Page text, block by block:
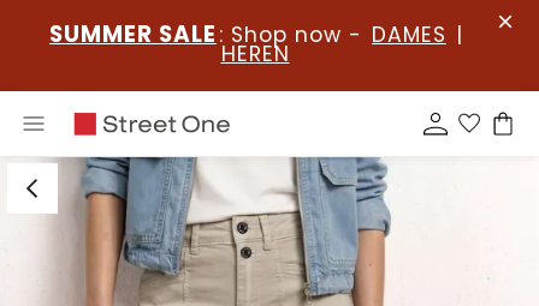
SUMMER SALE : Shop now - DAMES |
HEREN